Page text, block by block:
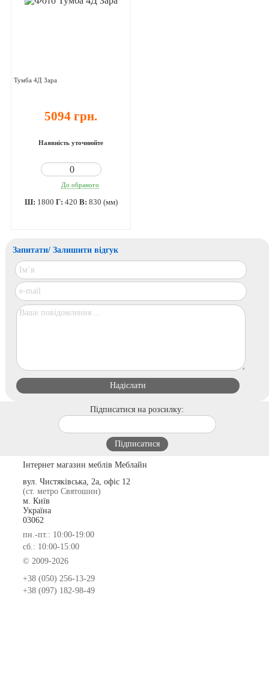
Тумба 4Д Зара
5094 грн.
Наявність уточнюйте
До обраного
Ш: 1800 Г: 420 В: 830 (мм)
Запитати/ Залишити відгук
Підписатися на розсилку:
Інтернет магазин меблів Меблайн
вул. Чистяківська, 2а, офіс 12
(ст. метро Святошин)
м. Київ
Україна
03062
пн.-пт.: 10:00-19:00
сб.: 10:00-15:00
© 2009-2026
+38 (050) 256-13-29
+38 (097) 182-98-49